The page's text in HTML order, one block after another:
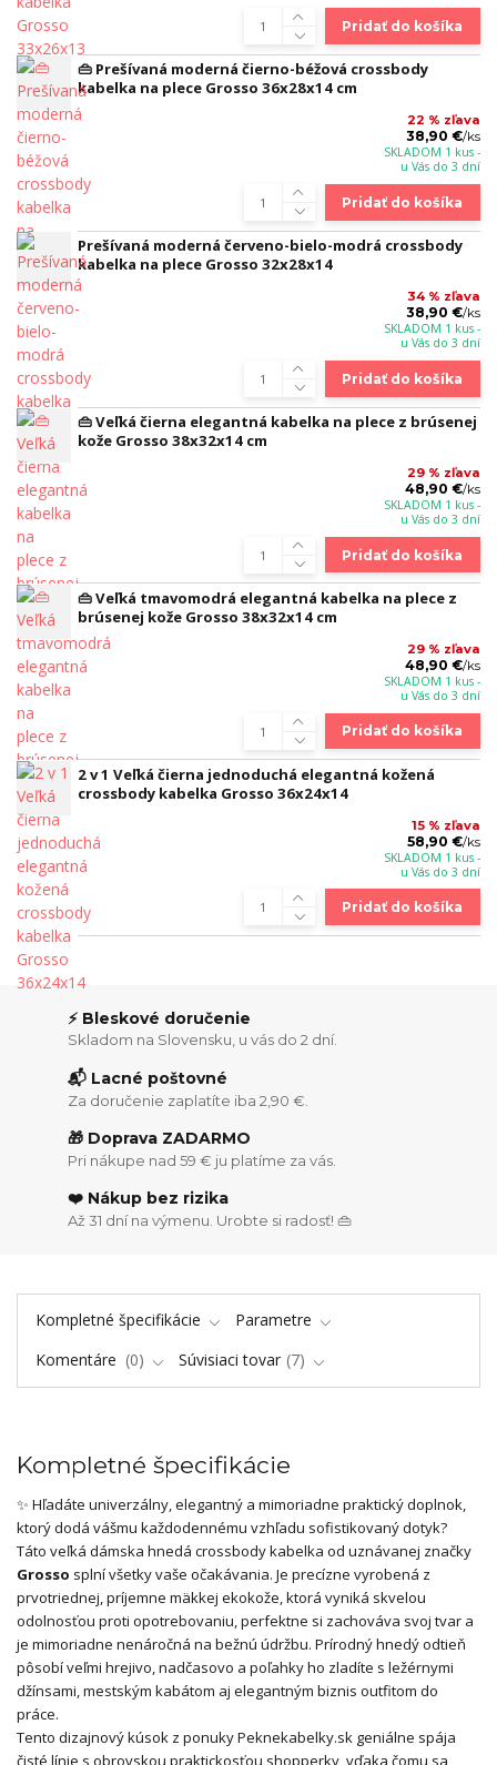
Pridať do košíka
👜 Prešívaná moderná čierno-béžová crossbody
kabelka na plece Grosso 36x28x14 cm
22 % zľava
38,90 €/ks
SKLADOM 1 kus -
u Vás do 3 dní
Pridať do košíka
Prešívaná moderná červeno-bielo-modrá crossbody
kabelka na plece Grosso 32x28x14
34 % zľava
38,90 €/ks
SKLADOM 1 kus -
u Vás do 3 dní
Pridať do košíka
👜 Veľká čierna elegantná kabelka na plece z brúsenej
kože Grosso 38x32x14 cm
29 % zľava
48,90 €/ks
SKLADOM 1 kus -
u Vás do 3 dní
Pridať do košíka
👜 Veľká tmavomodrá elegantná kabelka na plece z
brúsenej kože Grosso 38x32x14 cm
29 % zľava
48,90 €/ks
SKLADOM 1 kus -
u Vás do 3 dní
Pridať do košíka
2 v 1 Veľká čierna jednoduchá elegantná kožená
crossbody kabelka Grosso 36x24x14
15 % zľava
58,90 €/ks
SKLADOM 1 kus -
u Vás do 3 dní
Pridať do košíka
⚡ Bleskové doručenie
Skladom na Slovensku, u vás do 2 dní.
📬 Lacné poštovné
Za doručenie zaplatíte iba 2,90 €.
🎁 Doprava ZADARMO
Pri nákupe nad 59 € ju platíme za vás.
❤️ Nákup bez rizika
Až 31 dní na výmenu. Urobte si radosť! 👜
Kompletné špecifikácie
Parametre
Komentáre
0 Súvisiaci tovar 7
Kompletné špecifikácie
✨ Hľadáte univerzálny, elegantný a mimoriadne praktický doplnok,
ktorý dodá vášmu každodennému vzhľadu sofistikovaný dotyk?
Táto veľká dámska hnedá crossbody kabelka od uznávanej značky
Grosso splní všetky vaše očakávania. Je precízne vyrobená z
prvotriednej, príjemne mäkkej ekokože, ktorá vyniká skvelou
odolnosťou proti opotrebovaniu, perfektne si zachováva svoj tvar a
je mimoriadne nenáročná na bežnú údržbu. Prírodný hnedý odtieň
pôsobí veľmi hrejivo, nadčasovo a poľahky ho zladíte s ležérnymi
džínsami, mestským kabátom aj elegantným biznis outfitom do
práce.
Tento dizajnový kúsok z ponuky Peknekabelky.sk geniálne spája
čisté línie s obrovskou praktickosťou shopperky, vďaka čomu sa